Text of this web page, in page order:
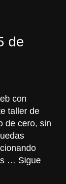
de
con
taller de
de cero, sin
… Sigue